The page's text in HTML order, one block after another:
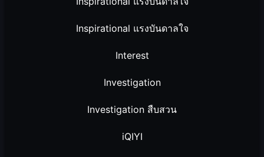
Inspirational แรงบันดาลใจ
Interest
Investigation
Investigation สืบสวน
iQIYI